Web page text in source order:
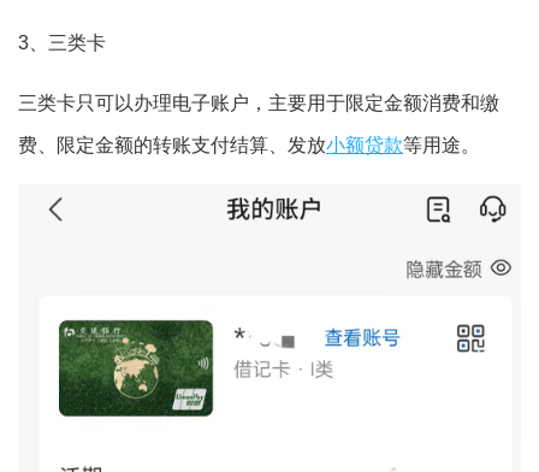
3、三类卡
三类卡只可以办理电子账户，主要用于限定金额消费和缴
费、限定金额的转账支付结算、发放小额贷款等用途。